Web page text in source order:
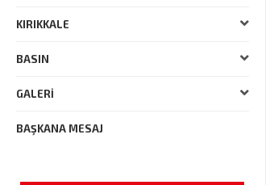
KIRIKKALE
BASIN
GALERI
BAŞKANA MESAJ